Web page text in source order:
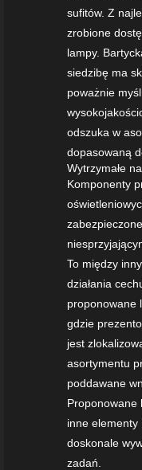
sufitów. Z
zrobione
lampy.
siedzibę ma
poważnie
odszuka w
dopasowaną
Wytrzymałe
Komponenty
To między
działania
proponowane
gdzie
jest
asortymentu
poddawane
Proponowane
inne elementy
doskonale
zadań.